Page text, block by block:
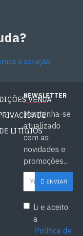
a solução!
VENDA
LITÍGIOS
NEWSLETTER
Mantenha-se
atualizado
com as
novidades e
promoções...
ENVIAR
Li e aceito
a
Política de